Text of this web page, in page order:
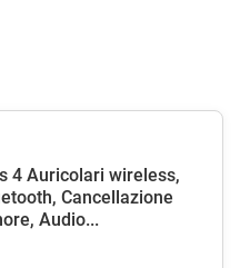
4 Auricolari wireless,
Cancellazione
Audio...